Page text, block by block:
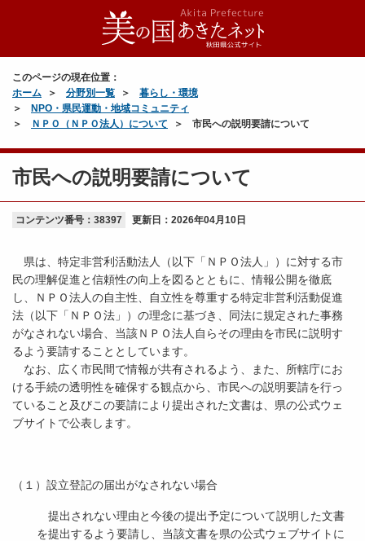
このページの現在位置：
ホーム
分野別一覧
暮らし・環境
NPO・県民運動・地域コミュニティ
ＮＰＯ（ＮＰＯ法人）について
市民への説明要請について
市民への説明要請について
コンテンツ番号：38397 更新日： 2026年04月10日
県は、特定非営利活動法人（以下「ＮＰＯ法人」）に対する市
民の理解促進と信頼性の向上を図るとともに、情報公開を徹底
し、ＮＰＯ法人の自主性、自立性を尊重する特定非営利活動促進
法（以下「ＮＰＯ法」）の理念に基づき、同法に規定された事務
がなされない場合、当該ＮＰＯ法人自らその理由を市民に説明す
るよう要請することとしています。
なお、広く市民間で情報が共有されるよう、また、所轄庁にお
ける手続の透明性を確保する観点から、市民への説明要請を行っ
ていること及びこの要請により提出された文書は、県の公式ウェ
ブサイトで公表します。
（１）設立登記の届出がなされない場合
提出されない理由と今後の提出予定について説明した文書
を提出するよう要請し、当該文書を県の公式ウェブサイトに